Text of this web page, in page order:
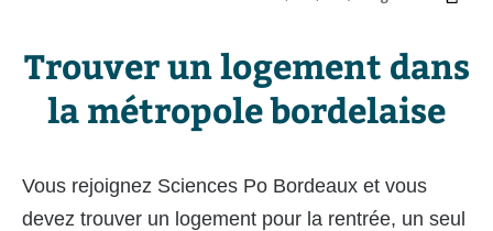
Trouver un logement dans
la métropole bordelaise
Vous rejoignez Sciences Po Bordeaux et vous
devez trouver un logement pour la rentrée, un seul